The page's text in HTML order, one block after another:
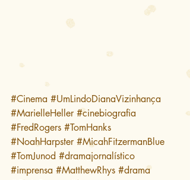
#Cinema #UmLindoDianaVizinhança
#MarielleHeller #cinebiografia
#FredRogers #TomHanks
#NoahHarpster #MicahFitzermanBlue
#TomJunod #dramajornalístico
#imprensa #MatthewRhys #drama